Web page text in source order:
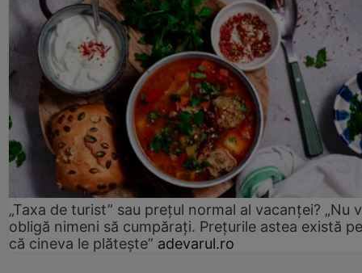
„Taxa de turist” sau prețul normal al vacanței? „Nu
obligă nimeni să cumpărați. Prețurile astea există
că cineva le plătește” adevarul.ro